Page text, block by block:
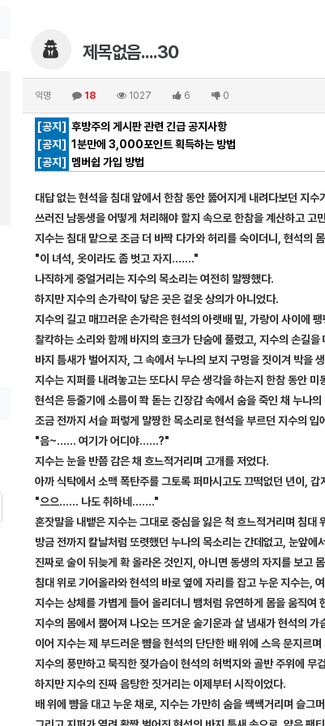
제목없음....30
익명 18 1027 6 0
[공지] 후방주의 게시판 관련 긴급 공지사항
[공지] 1분만에 3,000포인트 획득하는 방법
[공지]
멤버쉽 가입 방법
대답 없는 현석을 침대 앞에서 한참 동안 뚫어지게 내려다보던 지수
쓰러진 남동생을 어떻게 처리해야 할지 속으로 한참을 계산하고 고
지수는 침대 맡으로 조금 더 바짝 다가와 허리를 숙이더니, 현석의
"이 녀석, 옷이라도 좀 벗고 자지……."
나직하게 중얼거리는 지수의 목소리는 여전히 말짱했다.
하지만 지수의 손가락이 닿은 곳은 겉옷 상의가 아니었다.
지수의 길고 매끄러운 손가락은 현석의 아랫배 밑, 가랑이 사이에
찰칵하는 소리와 함께 바지의 호크가 단숨에 풀렸고, 지수의 손길
바지 틈새가 벌어지자, 그 속에서 누나의 보지 구멍을 짓이겨 박을
지수는 지퍼를 내려놓고는 또다시 무슨 생각을 하는지 한참 동안 미
현석은 등줄기에 소름이 쫙 돋는 긴장감 속에서 숨을 죽인 채 누나
조금 전까지 서슬 퍼렇게 말짱한 목소리로 현석을 부르던 지수의
"음~…… 여기가 어디야……?"
지수는 눈을 반쯤 감은 채 흐느적거리며 고개를 저었다.
아까 식탁에서 소맥 폭탄주를 그토록 퍼마시고도 끄떡없던 년이,
"으으…… 나도 취하네……."
혼잣말을 내뱉은 지수는 그대로 중심을 잃은 척 흐느적거리며 침대
방금 전까지 칼날처럼 또렷했던 누나의 목소리는 간데없고, 눈앞
진짜로 술이 뒤늦게 확 올라온 것인지, 아니면 동생의 자지를 보고
침대 위로 기어올라와 현석의 바로 옆에 자리를 잡고 누운 지수는,
지수는 상체를 가볍게 들어 올리더니 뱀처럼 유연하게 몸을 움직여
지수의 몸에서 뿜어져 나오는 뜨거운 술기운과 살 냄새가 현석의 가
이어 지수는 제 부드러운 뺨을 현석의 단단한 배 위에 스윽 문지르며
지수의 풍만하고 묵직한 젖가슴이 현석의 허벅지와 골반 주위에
하지만 지수의 진짜 음탕한 짓거리는 이제부터 시작이었다.
배 위에 뺨을 대고 누운 채로, 지수는 가만히 숨을 쌕쌕거리며 슬그